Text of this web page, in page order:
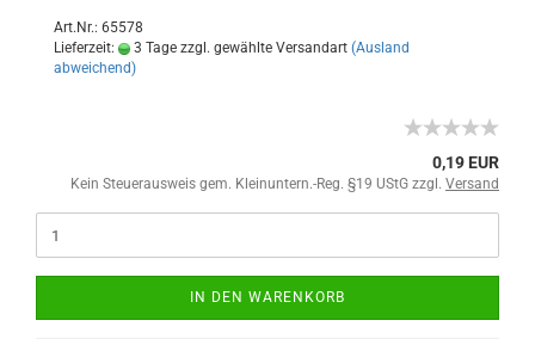
Art.Nr.: 65578
Lieferzeit:
3 Tage zzgl. gewählte Versandart (Ausland
abweichend)
0,19 EUR
Kein Steuerausweis gem. Kleinuntern.-Reg. §19 UStG zzgl. Versand
IN DEN WARENKORB